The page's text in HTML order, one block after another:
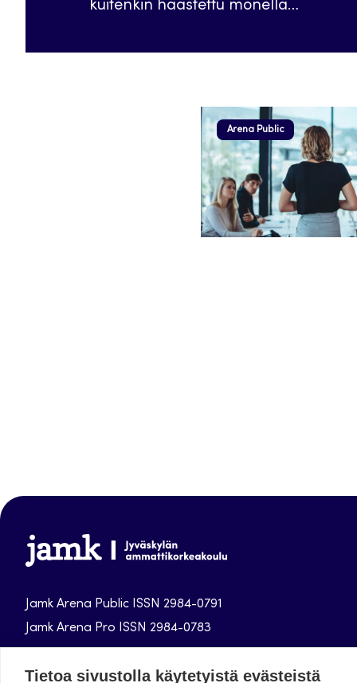
kuitenkin haastettu monella…
Arena Public
Jamk
Arena
Jamk Arena Public ISSN 2984-0791
Jamk Arena Pro ISSN 2984-0783
Jyväskylän ammattikorkeakoulun julkaisut
Tietoa sivustolla käytetyistä evästeistä